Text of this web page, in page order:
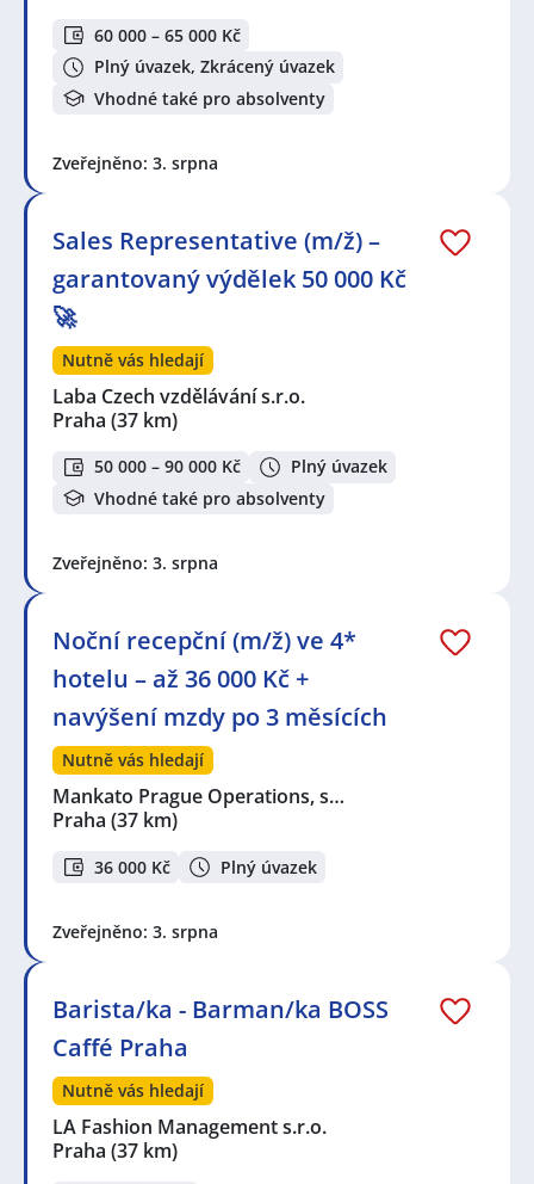
60 000 – 65 000 Kč
Plný úvazek, Zkrácený úvazek
Vhodné také pro absolventy
Zveřejněno: 3. srpna
Sales Representative (m/ž) –
garantovaný výdělek 50 000 Kč
🚀
Nutně vás hledají
Laba Czech vzdělávání s.r.o.
Praha (37 km)
50 000 – 90 000 Kč
Plný úvazek
Vhodné také pro absolventy
Zveřejněno: 3. srpna
Noční recepční (m/ž) ve 4*
hotelu – až 36 000 Kč +
navýšení mzdy po 3 měsících
Nutně vás hledají
Mankato Prague Operations, s…
Praha (37 km)
36 000 Kč Plný úvazek
Zveřejněno: 3. srpna
Barista/ka - Barman/ka BOSS
Caffé Praha
Nutně vás hledají
LA Fashion Management s.r.o.
Praha (37 km)